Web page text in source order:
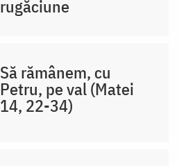
rugăciune
Să rămânem, cu
Petru, pe val (Matei
14, 22-34)